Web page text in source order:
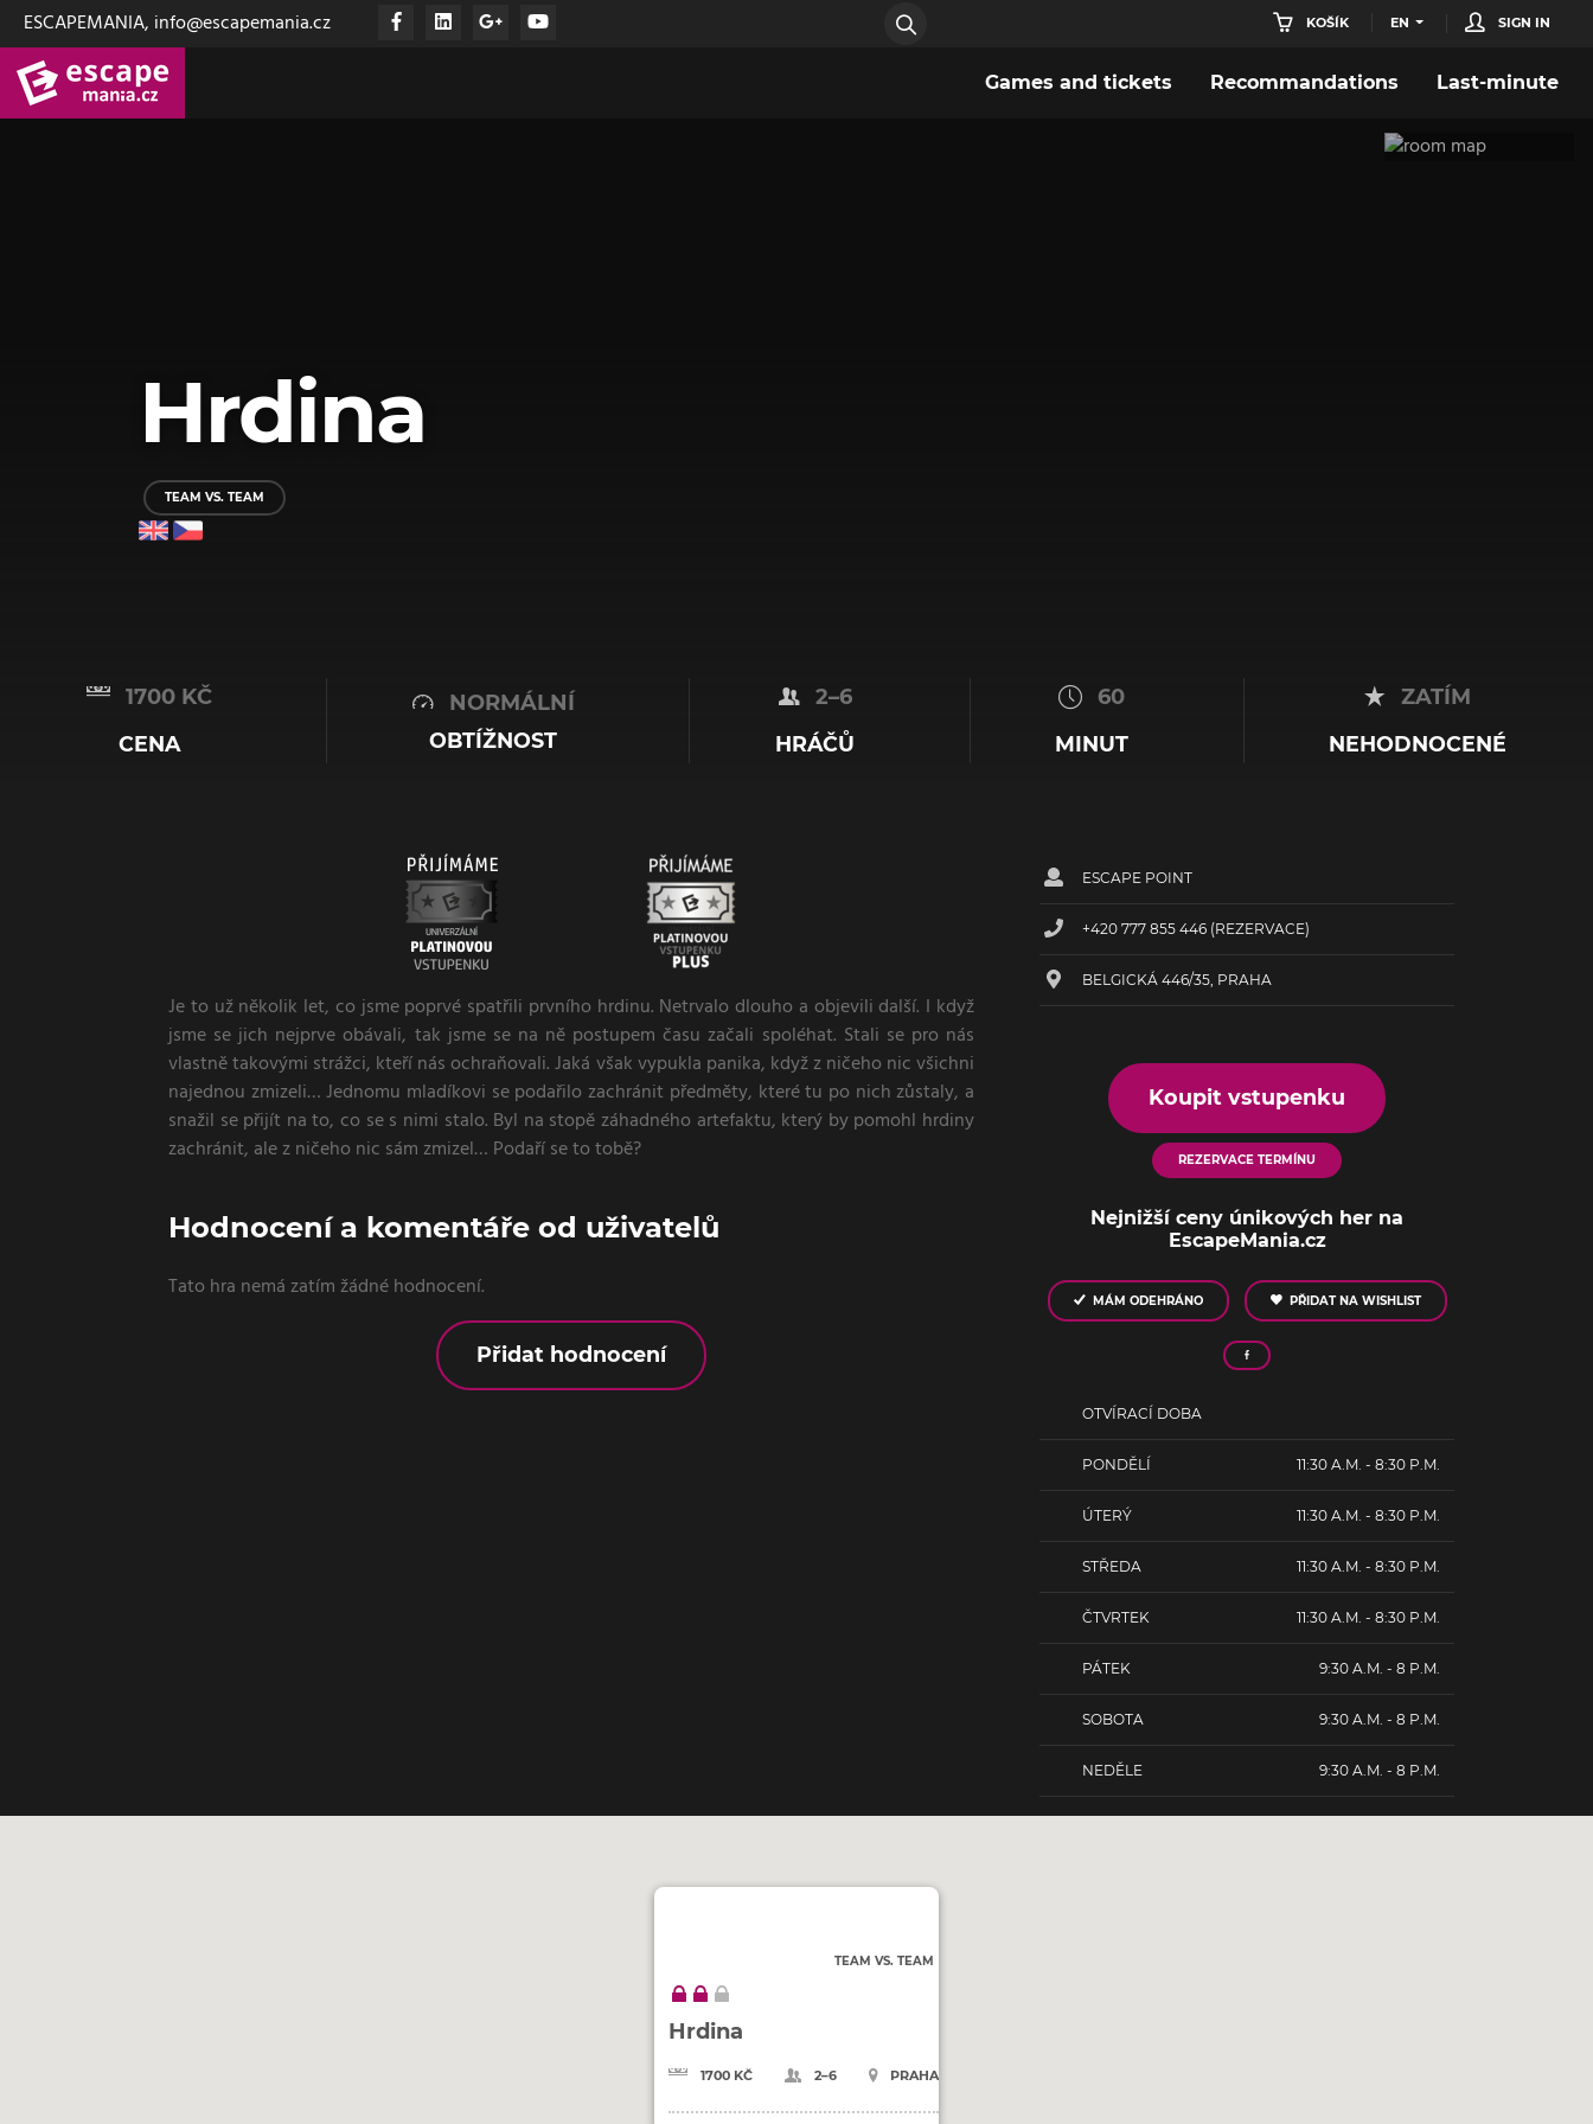
ESCAPEMANIA, info@escapemania.cz KOŠÍK EN SIGN IN
Games and tickets Recommandations Last-minute
Hrdina
TEAM VS. TEAM
1700 KČ
CENA
NORMÁLNÍ
OBTÍŽNOST
2–6
HRÁČŮ
60
MINUT
ZATÍM
NEHODNOCENÉ
Je to už několik let, co jsme poprvé spatřili prvního hrdinu. Netrvalo dlouho a objevili další. I když
jsme se jich nejprve obávali, tak jsme se na ně postupem času začali spoléhat. Stali se pro nás
vlastně takovými strážci, kteří nás ochraňovali. Jaká však vypukla panika, když z ničeho nic všichni
najednou zmizeli… Jednomu mladíkovi se podařilo zachránit předměty, které tu po nich zůstaly, a
snažil se přijít na to, co se s nimi stalo. Byl na stopě záhadného artefaktu, který by pomohl hrdiny
zachránit, ale z ničeho nic sám zmizel… Podaří se to tobě?
Hodnocení a komentáře od uživatelů
Tato hra nemá zatím žádné hodnocení.
Přidat hodnocení
ESCAPE POINT
+420 777 855 446 (REZERVACE)
BELGICKÁ 446/35, PRAHA
Koupit vstupenku
REZERVACE TERMÍNU
Nejnižší ceny únikových her na
EscapeMania.cz
MÁM ODEHRÁNO PŘIDAT NA WISHLIST
OTVÍRACÍ DOBA
PONDĚLÍ 11:30 A.M. - 8:30 P.M.
ÚTERÝ 11:30 A.M. - 8:30 P.M.
STŘEDA 11:30 A.M. - 8:30 P.M.
ČTVRTEK 11:30 A.M. - 8:30 P.M.
PÁTEK 9:30 A.M. - 8 P.M.
SOBOTA 9:30 A.M. - 8 P.M.
NEDĚLE 9:30 A.M. - 8 P.M.
TEAM VS. TEAM
Hrdina
1700 KČ 2–6 PRAHA